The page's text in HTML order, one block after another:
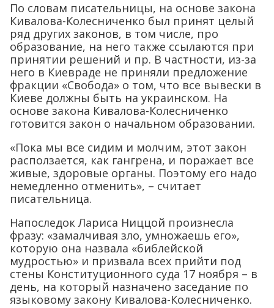
По словам писательницы, на основе закона
Кивалова-Колесниченко был принят целый
ряд других законов, в том числе, про
образование, на него также ссылаются при
принятии решений и пр. В частности, из-за
него в Киевраде не приняли предложение
фракции «Свобода» о том, что все вывески в
Киеве должны быть на украинском. На
основе закона Кивалова-Колесниченко
готовится закон о начальном образовании.
«Пока мы все сидим и молчим, этот закон
расползается, как гангрена, и поражает все
живые, здоровые органы. Поэтому его надо
немедленно отменить», – считает
писательница.
Напоследок Лариса Ниццой произнесла
фразу: «замалчивая зло, умножаешь его»,
которую она назвала «библейской
мудростью» и призвала всех прийти под
стены Конституционного суда 17 ноября – в
день, на который назначено заседание по
языковому закону Кивалова-Колесниченко.